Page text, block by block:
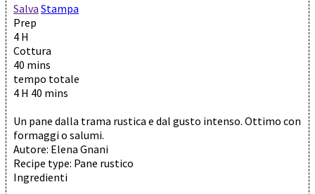
Salva Stampa
Prep
4 H
Cottura
40 mins
tempo totale
4 H 40 mins
Un pane dalla trama rustica e dal gusto intenso. Ottimo con
formaggi o salumi.
Autore: Elena Gnani
Recipe type: Pane rustico
Ingredienti